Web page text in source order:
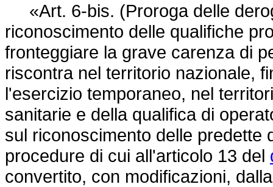
«Art. 6-bis. (Proroga delle
riconoscimento delle qualifiche
fronteggiare la grave carenza di
riscontra nel territorio nazionale,
l'esercizio temporaneo, nel
sanitarie e della qualifica di
sul riconoscimento delle predette
procedure di cui all'articolo 13 del
convertito, con modificazioni,